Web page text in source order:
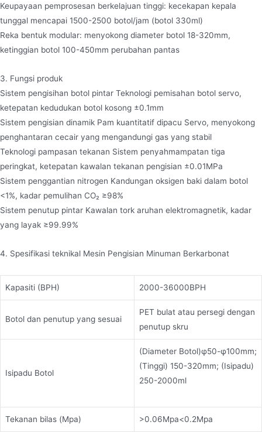
Keupayaan pemprosesan berkelajuan tinggi: kecekapan kepala
tunggal mencapai 1500-2500 botol/jam (botol 330ml)
Reka bentuk modular: menyokong diameter botol 18-320mm,
ketinggian botol 100-450mm perubahan pantas
3. Fungsi produk
Sistem pengisihan botol pintar Teknologi pemisahan botol servo,
ketepatan kedudukan botol kosong ±0.1mm
Sistem pengisian dinamik Pam kuantitatif dipacu Servo, menyokong
penghantaran cecair yang mengandungi gas yang stabil
Teknologi pampasan tekanan Sistem penyahmampatan tiga
peringkat, ketepatan kawalan tekanan pengisian ±0.01MPa
Sistem penggantian nitrogen Kandungan oksigen baki dalam botol
<1%, kadar pemulihan CO₂ ≥98%
Sistem penutup pintar Kawalan tork aruhan elektromagnetik, kadar
yang layak ≥99.99%
4. Spesifikasi teknikal Mesin Pengisian Minuman Berkarbonat
Kapasiti (BPH) 2000-36000BPH
Botol dan penutup yang sesuai
PET bulat atau persegi dengan
penutup skru
Isipadu Botol
(Diameter Botol)φ50-φ100mm;
(Tinggi) 150-320mm; (Isipadu)
250-2000ml
Tekanan bilas (Mpa) >0.06Mpa<0.2Mpa